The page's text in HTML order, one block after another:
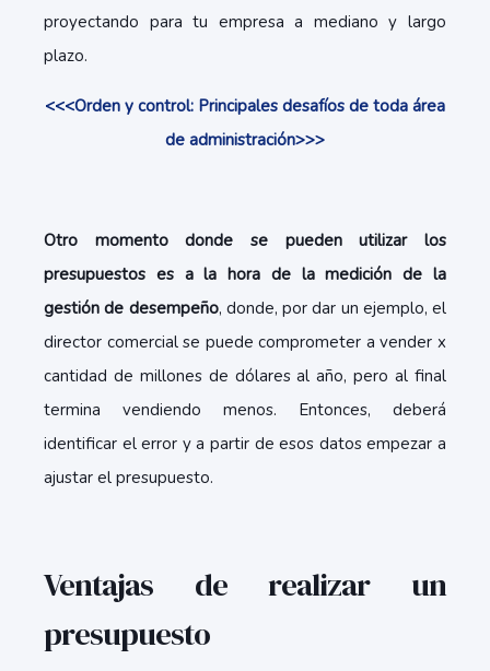
proyectando para tu empresa a mediano y largo
plazo.
<<<Orden y control: Principales desafíos de toda área
de administración>>>
Otro momento donde se pueden utilizar los
presupuestos es a la hora de la medición de la
gestión de desempeño, donde, por dar un ejemplo, el
director comercial se puede comprometer a vender x
cantidad de millones de dólares al año, pero al final
termina vendiendo menos. Entonces, deberá
identificar el error y a partir de esos datos empezar a
ajustar el presupuesto.
Ventajas de realizar un
presupuesto